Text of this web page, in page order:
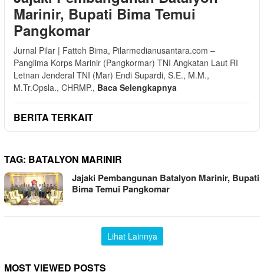
Marinir, Bupati Bima Temui
Pangkomar
Jurnal Pilar | Fatteh Bima, Pilarmedianusantara.com –
Panglima Korps Marinir (Pangkormar) TNI Angkatan Laut RI
Letnan Jenderal TNI (Mar) Endi Supardi, S.E., M.M.,
M.Tr.Opsla., CHRMP., Baca Selengkapnya
BERITA TERKAIT
TAG: BATALYON MARINIR
Jajaki Pembangunan Batalyon Marinir, Bupati
Bima Temui Pangkomar
Lihat Lainnya
MOST VIEWED POSTS